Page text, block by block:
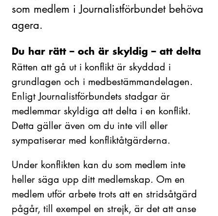
som medlem i Journalistförbundet behöva
agera.
Du har rätt – och är skyldig – att delta
Rätten att gå ut i konflikt är skyddad i
grundlagen och i medbestämmandelagen.
Enligt Journalistförbundets stadgar är
medlemmar skyldiga att delta i en konflikt.
Detta gäller även om du inte vill eller
sympatiserar med konfliktåtgärderna.
Under konflikten kan du som medlem inte
heller säga upp ditt medlemskap. Om en
medlem utför arbete trots att en stridsåtgärd
pågår, till exempel en strejk, är det att anse